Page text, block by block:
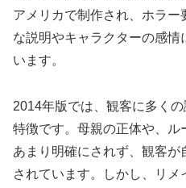
アメリカで制作され、ホラ
な説明やキャラクターの感
います。
2014年版では、観客に多く
特徴です。母親の正体や、
あまり明確にされず、観客
されています。しかし、リ